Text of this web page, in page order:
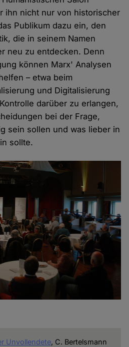
ihn nicht nur von historischer
Publikum dazu ein, den
die in seinem Namen
neu zu entdecken. Denn
können Marx' Analysen
– etwa beim
und Digitalisierung
darüber zu erlangen,
bei der Frage,
sein sollen und was lieber in
sollte.
Unvollendete, C. Bertelsmann